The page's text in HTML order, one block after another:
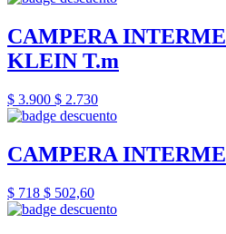
CAMPERA
KLEIN T.m
$ 3.900 $ 2.730
CAMPERA
$ 718 $ 502,60